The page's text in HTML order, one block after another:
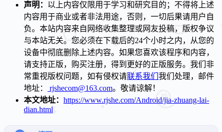
声明： 以上内容仅限用于学习和研究目的；不得将上述
内容用于商业或者非法用途，否则，一切后果请用户自
负。本站内容来自网络收集整理或网友投稿，版权争议
与本站无关。您必须在下载后的24个小时之内，从您的
设备中彻底删除上述内容。如果您喜欢该程序和内容，
请支持正版，购买注册，得到更好的正版服务。我们非
常重视版权问题，如有侵权请联系我们 我们处理，邮件
地址：
rjshecom@163.com。敬请谅解！
本文地址： https://www.rjshe.com/Android/jia-zhuang-lai-
dian.html